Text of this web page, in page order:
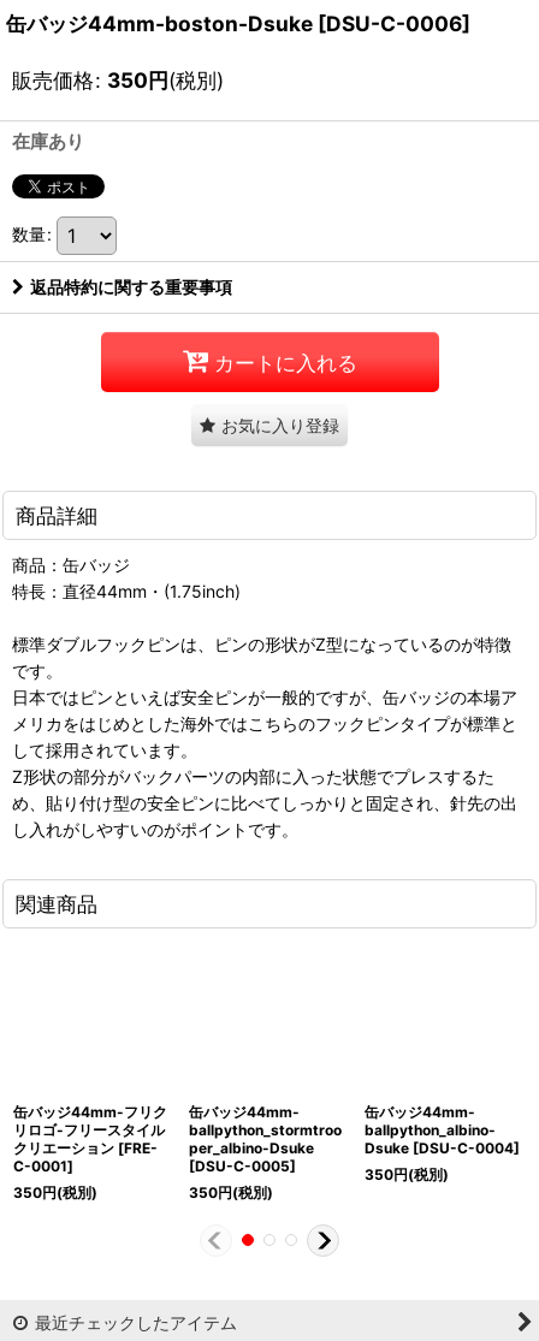
缶バッジ44mm-boston-Dsuke [DSU-C-0006]
販売価格: 350円(税別)
在庫あり
数量:
返品特約に関する重要事項
カートに入れる
お気に入り登録
商品詳細
商品：缶バッジ
特長：直径44mm・(1.75inch)
標準ダブルフックピンは、ピンの形状がZ型になっているのが特徴
です。
日本ではピンといえば安全ピンが一般的ですが、缶バッジの本場ア
メリカをはじめとした海外ではこちらのフックピンタイプが標準と
して採用されています。
Z形状の部分がバックパーツの内部に入った状態でプレスするた
め、貼り付け型の安全ピンに比べてしっかりと固定され、針先の出
し入れがしやすいのがポイントです。
関連商品
缶バッジ44mm-フリク
リロゴ-フリースタイル
クリエーション [FRE-
C-0001]
350円(税別)
缶バッジ44mm-
ballpython_stormtroo
per_albino-Dsuke
[DSU-C-0005]
350円(税別)
缶バッジ44mm-
ballpython_albino-
Dsuke [DSU-C-0004]
350円(税別)
最近チェックしたアイテム